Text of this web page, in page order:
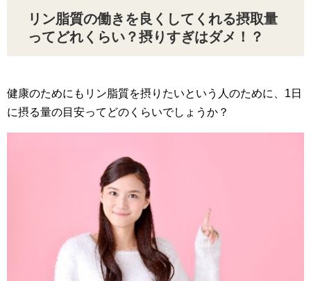
リン脂質の働きを良くしてくれる摂取量
ってどれくらい？摂りすぎはダメ！？
健康のためにもリン脂質を摂りたいという人のために、1日
に摂る量の目安ってどのくらいでしょうか？